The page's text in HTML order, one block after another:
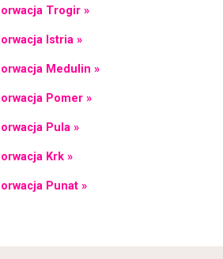
Trogir »
Istria »
Medulin »
Pomer »
Pula »
Krk »
Punat »